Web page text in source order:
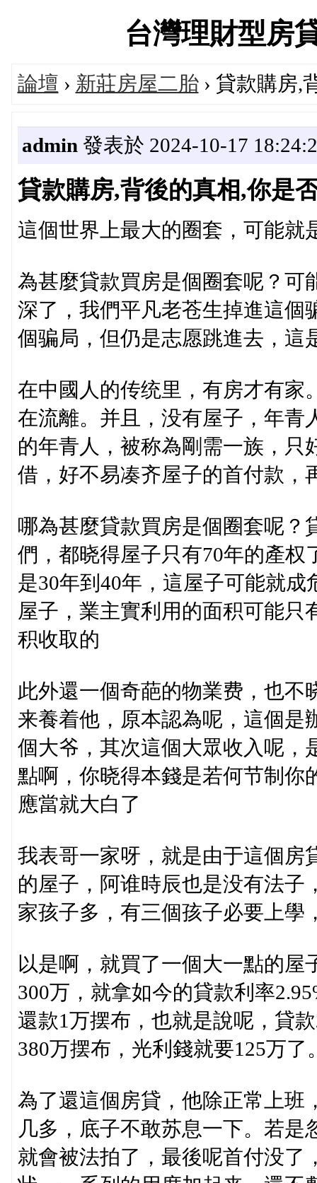
台灣理財型房
論壇 › 新莊房屋二胎› 貸款購房,
admin 發表於 2024-10-17
貸款購房,背後的真相,你是
這個世界上最大的圈套，可能就
為甚麼貸款買房是個圈套呢？可
深了，我們平凡老苍生掉進這個
個骗局，但仍是志愿跳進去，這
在中國人的传统里，有房才有家
在流離。并且，没有屋子，年青
的年青人，被称為剛需一族，只
借，好不易凑齐屋子的首付款，
哪為甚麼貸款買房是個圈套呢？
們，都晓得屋子只有70年的產权
是30年到40年，這屋子可能就
屋子，業主實利用的面积可能只
积收取的
此外還一個奇葩的物業费，也不
来養着他，原本認為呢，這個是
個大爷，其次這個大眾收入呢，
點啊，你晓得本錢是若何节制你
應當就大白了
我表哥一家呀，就是由于這個房
的屋子，阿谁時辰也是没有法子
家孩子多，有三個孩子必要上學
以是啊，就買了一個大一點的屋
300万，就拿如今的貸款利率
還款1万摆布，也就是說呢，貸
380万摆布，光利錢就要125万了
為了還這個房貸，他除正常上班
几多，底子不敢苏息一下。若
就會被法拍了，最後呢首付没了